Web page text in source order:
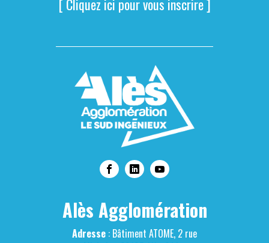
[ Cliquez ici pour vous inscrire ]
Alès Agglomération
Adresse : Bâtiment ATOME, 2 rue